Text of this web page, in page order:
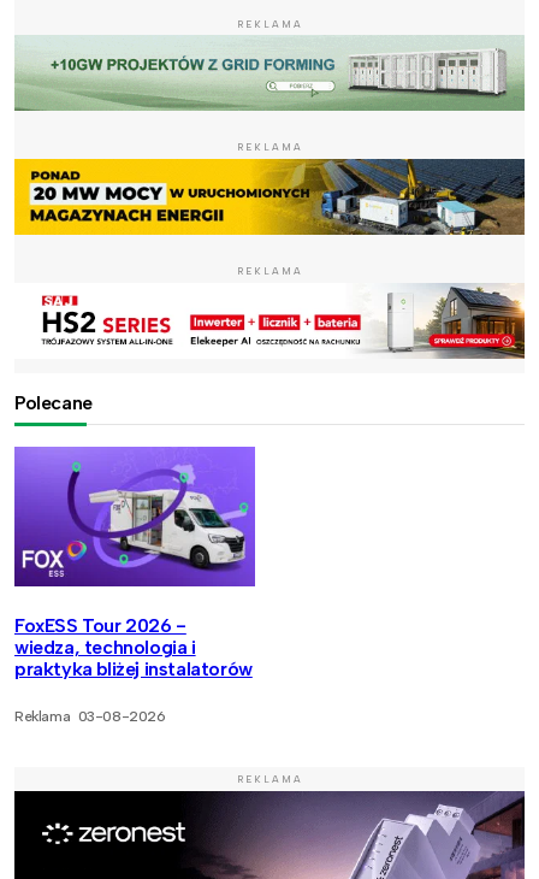
REKLAMA
REKLAMA
REKLAMA
Polecane
FoxESS Tour 2026 -
wiedza, technologia i
praktyka bliżej instalatorów
Reklama 03-08-2026
REKLAMA